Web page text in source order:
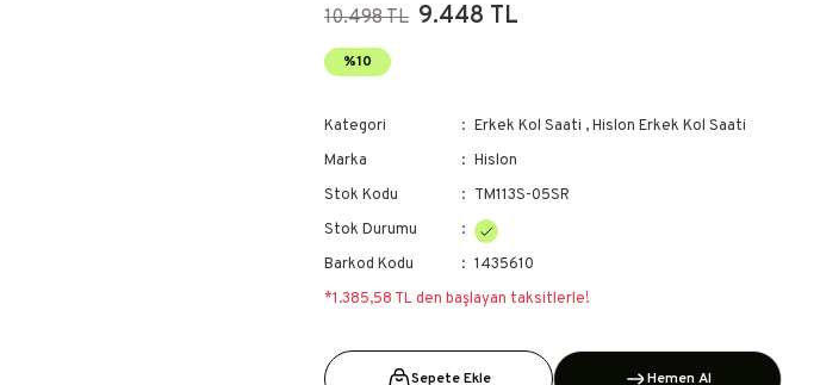
10.498 TL 9.448 TL
%10
Kategori Erkek Kol Saati ,Hislon Erkek Kol Saati
Marka
Hislon
Stok Kodu
TM113S-05SR
Stok Durumu
Barkod Kodu
1435610
*1.385,58 TL den başlayan taksitlerle!
Sepete Ekle Hemen Al